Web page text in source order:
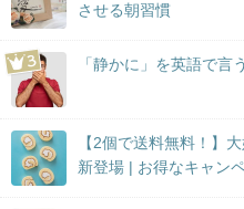
させる朝習慣
「静かに」を英語で言
【2個で送料無料！】
新登場 | お得なキャン